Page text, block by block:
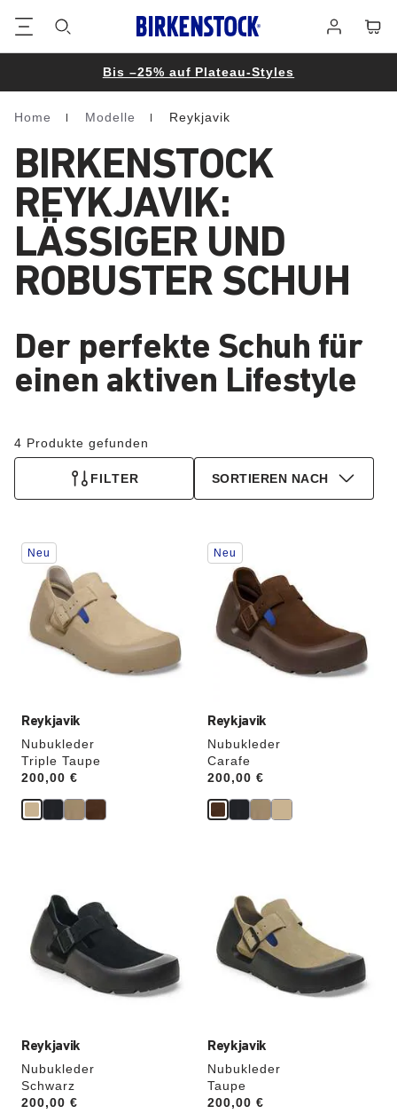
Bis –25% auf Plateau-Styles
Homepage
Home Modelle Reykjavik
BIRKENSTOCK
REYKJAVIK:
LÄSSIGER UND
ROBUSTER SCHUH
Der perfekte Schuh für
einen aktiven Lifestyle
4 Produkte gefunden
FILTER SORTIEREN NACH
Reykjavik
Nubukleder
Triple Taupe
Price:
200,00 €
Durch
Anklicken
Farben
werden
die
Produktbilder
aktualisiert.
Neu
Reykjavik
Nubukleder
Carafe
Price:
200,00 €
Durch
Anklicken
Farben
werden
die
Produktbilder
aktualisiert.
Neu
Reykjavik
Nubukleder
Schwarz
Price:
200,00 €
Farben
werden
die
Produktbilder
aktualisiert.
Reykjavik
Nubukleder
Taupe
Price:
200,00 €
Farben
werden
die
Produktbilder
aktualisiert.